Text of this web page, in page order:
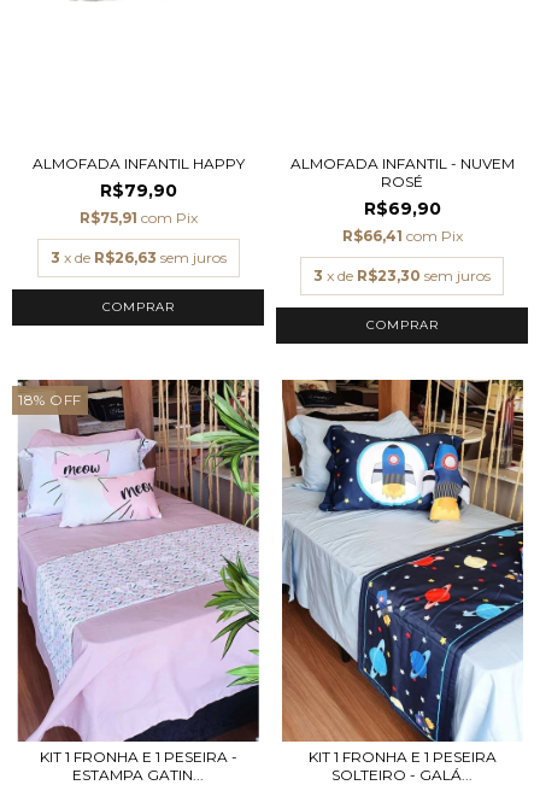
ALMOFADA INFANTIL HAPPY
R$79,90
R$75,91 com Pix
3 x de R$26,63 sem juros
ALMOFADA INFANTIL - NUVEM
ROSÉ
R$69,90
R$66,41 com Pix
3 x de R$23,30 sem juros
18% OFF
KIT 1 FRONHA E 1 PESEIRA -
ESTAMPA GATIN...
KIT 1 FRONHA E 1 PESEIRA
SOLTEIRO - GALÁ...